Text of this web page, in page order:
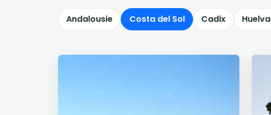
Andalousie Costa del Sol Cadix Huelva